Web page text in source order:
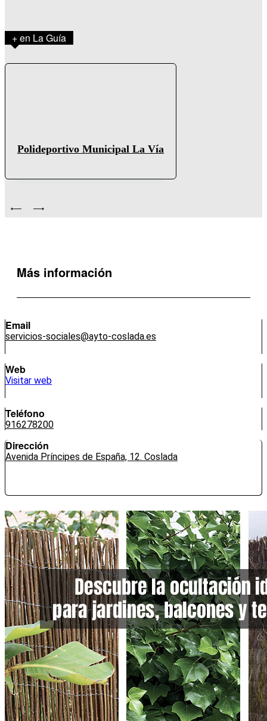
+ en La Guía
Polideportivo Municipal La Vía
Más información
Email
servicios-sociales@ayto-coslada.es
Web
Visitar web
Teléfono
916278200
Dirección
Avenida Príncipes de España, 12. Coslada